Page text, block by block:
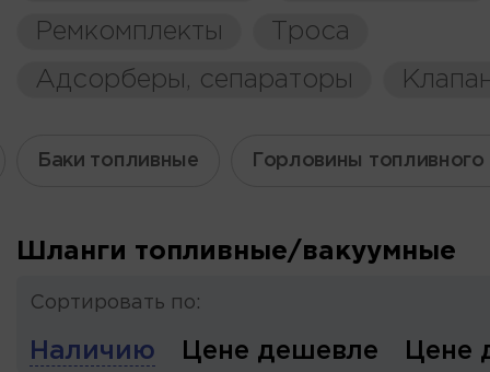
Ремкомплекты
Троса
Адсорберы, сепараторы
Баки топливные Горловины топливного
Шланги топливные/вакуумные
Сортировать по:
Наличию Цене дешевле Цене